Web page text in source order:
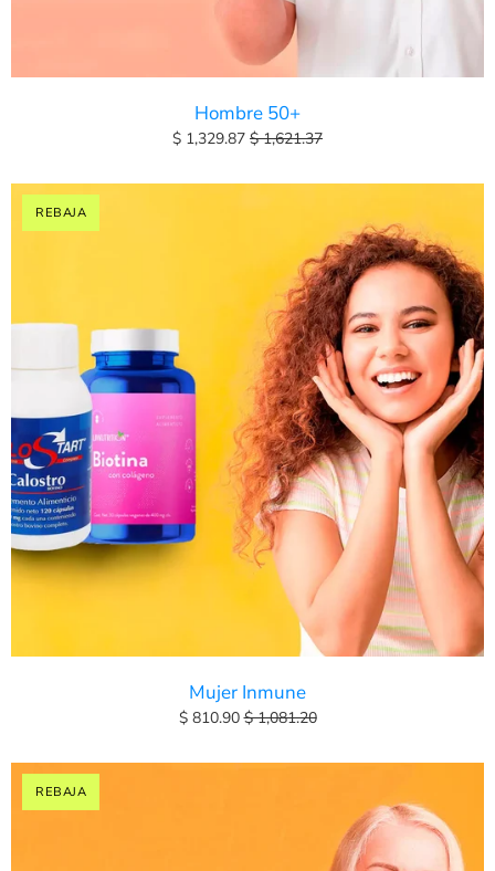
Hombre 50+
$ 1,329.87 $ 1,621.37
REBAJA
Mujer Inmune
$ 810.90$ 1,081.20
REBAJA